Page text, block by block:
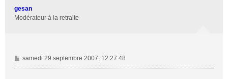
gesan
Modérateur à la retraite
M
e
samedi 29 septembre 2007, 12:27:48